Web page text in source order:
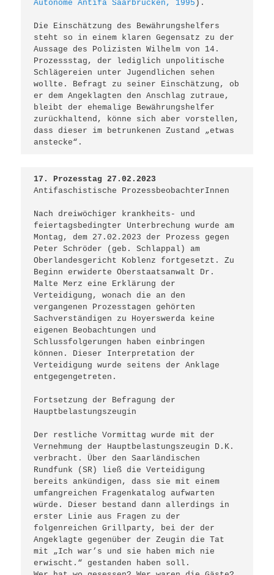
Autonome Antifa Saarbrücken, 1995 ).
Die Einschätzung des Bewährungshelfers
steht so in einem klaren Gegensatz zu der
Aussage des Polizisten Wilhelm von 14.
Prozessstag, der lediglich unpolitische
Schlägereien unter Jugendlichen sehen
wollte. Befragt zu seiner Einschätzung, ob
er dem Angeklagten den Anschlag zutraue,
bleibt der ehemalige Bewährungshelfer
zurückhaltend, könne sich aber vorstellen,
dass dieser im betrunkenen Zustand „etwas
17. Prozesstag 27.02.2023
Antifaschistische ProzessbeobachterInnen
Nach dreiwöchiger krankheits- und
feiertagsbedingter Unterbrechung wurde am
Montag, dem 27.02.2023 der Prozess gegen
Peter Schröder (geb. Schlappal) am
Oberlandesgericht Koblenz fortgesetzt. Zu
Beginn erwiderte Oberstaatsanwalt Dr.
Malte Merz eine Erklärung der
Verteidigung, wonach die an den
vergangenen Prozesstagen gehörten
Sachverständigen zu Hoyerswerda keine
eigenen Beobachtungen und
Schlussfolgerungen haben einbringen
können. Dieser Interpretation der
Verteidigung wurde seitens der Anklage
entgegengetreten.
Fortsetzung der Befragung der
Hauptbelastungszeugin
Der restliche Vormittag wurde mit der
Vernehmung der Hauptbelastungszeugin D.K.
verbracht. Über den Saarländischen
Rundfunk (SR) ließ die Verteidigung
bereits ankündigen, dass sie mit einem
umfangreichen Fragenkatalog aufwarten
würde. Dieser bestand dann allerdings in
erster Linie aus Fragen zu der
folgenreichen Grillparty, bei der der
Angeklagte gegenüber der Zeugin die Tat
mit „Ich war’s und sie haben mich nie
erwischt.“ gestanden haben soll.